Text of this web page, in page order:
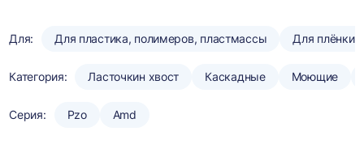
Для: Для пластика, полимеров, пластмассы Для плёнки
Категория: Ласточкин хвост Каскадные Моющие
Серия: Pzo Amd